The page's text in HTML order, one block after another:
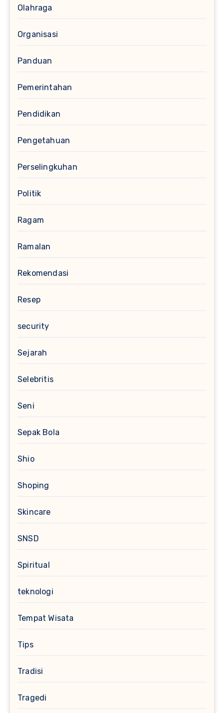
Olahraga
Organisasi
Panduan
Pemerintahan
Pendidikan
Pengetahuan
Perselingkuhan
Politik
Ragam
Ramalan
Rekomendasi
Resep
security
Sejarah
Selebritis
Seni
Sepak Bola
Shio
Shoping
Skincare
SNSD
Spiritual
teknologi
Tempat Wisata
Tips
Tradisi
Tragedi